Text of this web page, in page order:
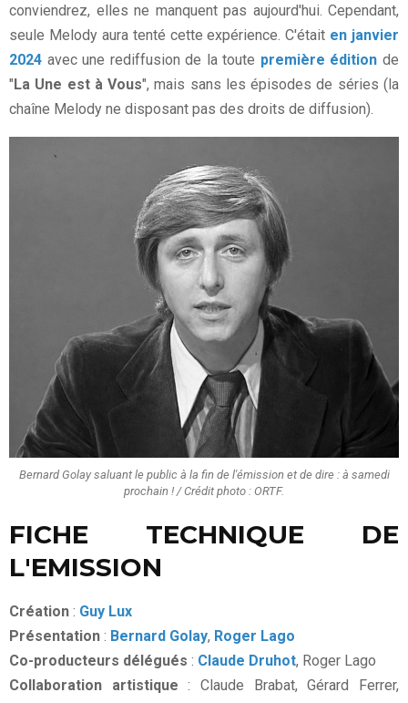
conviendrez, elles ne manquent pas aujourd'hui. Cependant,
seule Melody aura tenté cette expérience. C'était en janvier
2024 avec une rediffusion de la toute première édition de
"La Une est à Vous", mais sans les épisodes de séries (la
chaîne Melody ne disposant pas des droits de diffusion).
Bernard Golay saluant le public à la fin de l'émission et de dire : à samedi
prochain ! / Crédit photo : ORTF.
FICHE TECHNIQUE DE
L'EMISSION
Création : Guy Lux
Présentation : Bernard Golay, Roger Lago
Co-producteurs délégués : Claude Druhot, Roger Lago
Collaboration artistique : Claude Brabat, Gérard Ferrer,